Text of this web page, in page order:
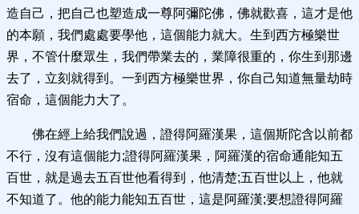
造自己，把自己也塑造成一尊阿彌陀佛，佛就歡喜，這才是他
的本願，我們處處要學他，這個能力就大。生到西方極樂世
界，不管什麼眾生，我們帶業去的，業障很重的，你生到那邊
去了，立刻就得到。一到西方極樂世界，你自己知道無量劫時
宿命，這個能力大了。
佛在經上給我們說過，證得阿羅漢果，這個斯陀含以前都
不行，沒有這個能力;證得阿羅漢果，阿羅漢的宿命通能知五
百世，就是過去五百世他看得到，他清楚;五百世以上，他就
不知道了。他的能力能知五百世，這是阿羅漢;要想證得阿羅